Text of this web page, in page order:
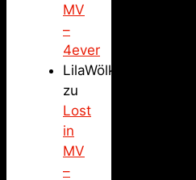
MV
–
4ever
LilaWölkchen
zu
Lost
in
MV
–